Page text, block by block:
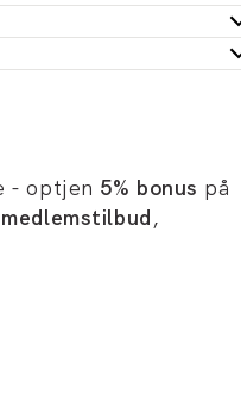
- optjen 5% bonus på
medlemstilbud,